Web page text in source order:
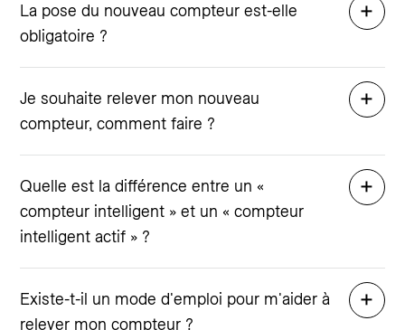
La pose du nouveau compteur est-elle
obligatoire ?
Je souhaite relever mon nouveau
compteur, comment faire ?
Quelle est la différence entre un «
compteur intelligent » et un « compteur
intelligent actif » ?
Existe-t-il un mode d'emploi pour m'aider à
relever mon compteur ?